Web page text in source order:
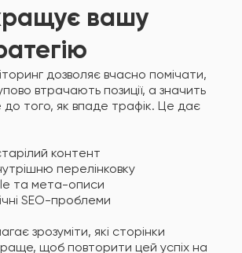
вашу
дозволяє вчасно помічати,
втрачають позиції, а значить
того, як впаде трафік. Це дає
контент
перелінковку
та мета-описи
SEO-проблеми
зрозуміти, які сторінки
щоб повторити цей успіх на